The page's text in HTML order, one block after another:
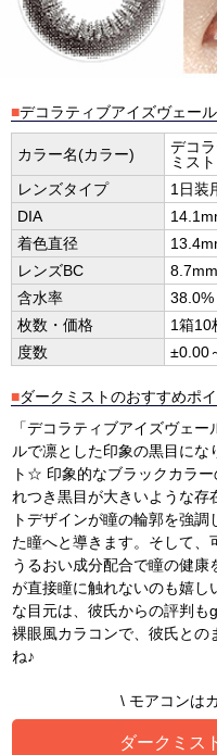
■デコラティブアイズヴェー
カラー名(カラー)
デコ
ミス
レンズタイプ
1日装
DIA
着色直径
レンズBC
8.7mm
含水率
38.0%
枚数・価格
1箱10
度数
±0.00
■ダークミストのおすすめポ
「デコラティブアイズヴェ
ルで凛とした印象の黒目にな
ト☆ 印象的なブラックカラ
れつき黒目が大きいような存
トデザインが瞳の輪郭を強
た瞳へと導きます。そして、
うるおい成分配合で瞳の健
が直接瞳に触れないのも嬉し
な目元は、彼氏からの評判
裸眼風カラコンで、彼氏との
ね♪
\ モアコンは
ダークミス